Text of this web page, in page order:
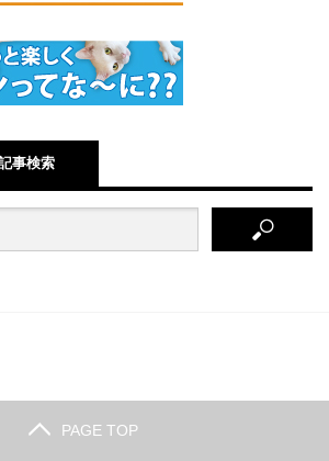
事検索
PAGE TOP